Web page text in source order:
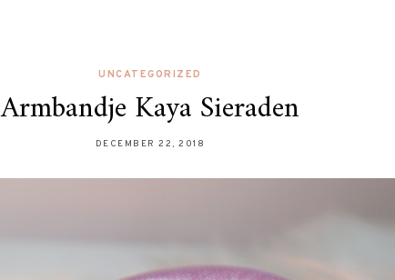
UNCATEGORIZED
Armbandje Kaya Sieraden
DECEMBER 22, 2018